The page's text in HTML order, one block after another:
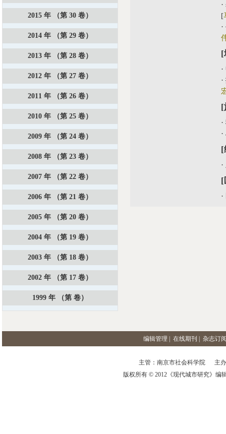
·
[
·
[
·
·
[
·
·
[
·
[
·
2015 年 （第 30 卷）
2014 年 （第 29 卷）
2013 年 （第 28 卷）
2012 年 （第 27 卷）
2011 年 （第 26 卷）
2010 年 （第 25 卷）
2009 年 （第 24 卷）
2008 年 （第 23 卷）
2007 年 （第 22 卷）
2006 年 （第 21 卷）
2005 年 （第 20 卷）
2004 年 （第 19 卷）
2003 年 （第 18 卷）
2002 年 （第 17 卷）
1999 年 （第 卷）
编辑管理 在线期刊 杂志订
主管：南京市社会科学院 主
版权所有 © 2012《现代城市研究》编